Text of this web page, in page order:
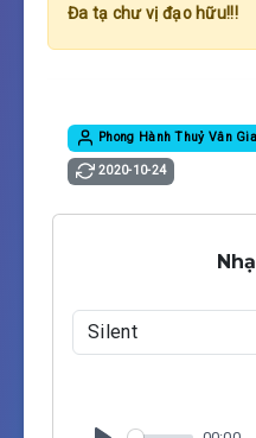
Đa tạ chư vị đạo hữu!!!
Phong Hành Thuỷ Vân
2020-10-24